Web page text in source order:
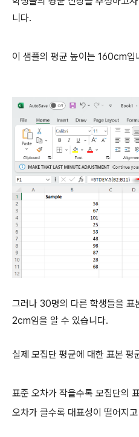
니다.
이 샘플의 평균 높이는 160cm입
그러나 30명의 다른 학생들을 표
2cm임을 알 수 있습니다.
실제 모집단 평균에 대한 표본 평
표준 오차가 작을수록 모집단의
오차가 클수록 대표성이 떨어지